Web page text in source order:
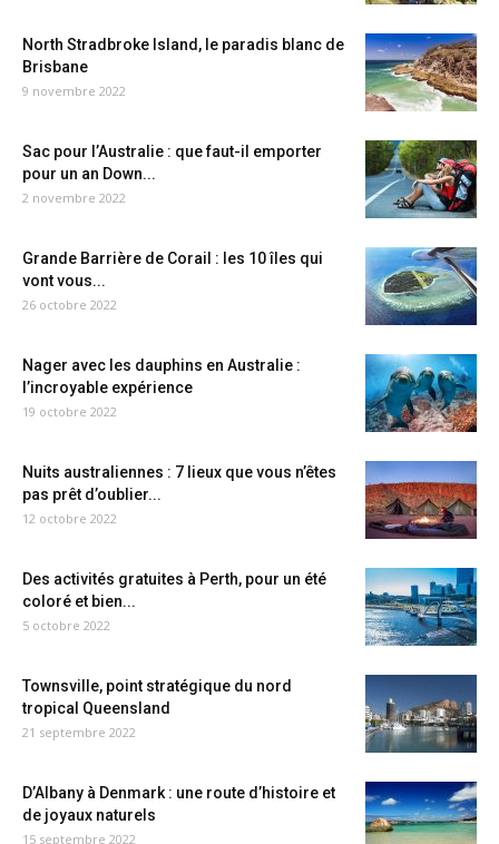
North Stradbroke Island, le paradis blanc de
Brisbane
9 novembre 2022
Sac pour l’Australie : que faut-il emporter
pour un an Down...
2 novembre 2022
Grande Barrière de Corail : les 10 îles qui
vont vous...
26 octobre 2022
Nager avec les dauphins en Australie :
l’incroyable expérience
19 octobre 2022
Nuits australiennes : 7 lieux que vous n’êtes
pas prêt d’oublier...
12 octobre 2022
Des activités gratuites à Perth, pour un été
coloré et bien...
5 octobre 2022
Townsville, point stratégique du nord
tropical Queensland
21 septembre 2022
D’Albany à Denmark : une route d’histoire et
de joyaux naturels
15 septembre 2022